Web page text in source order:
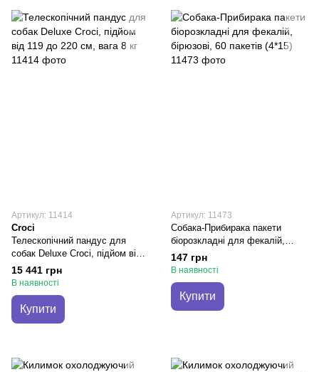
Артикул: 11414
Croci
Телескопічний пандус для
собак Deluxe Croci, підйом від
119 до 220 см, вага 8 кг
15 441 грн
В наявності
Купити
Артикул: 11473
Собака-Прибирака пакети
біорозкладні для фекалій,
бірюзові, 60 пакетів (4*15)
147 грн
В наявності
Купити